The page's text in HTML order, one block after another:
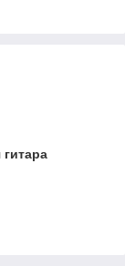
гитара